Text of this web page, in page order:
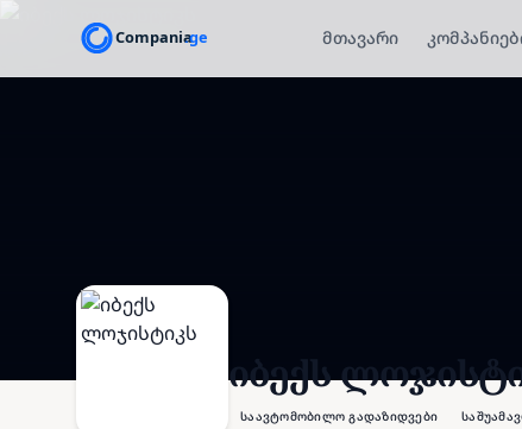
მთავარი
იბექს
საავტომობილო გადაზიდვები